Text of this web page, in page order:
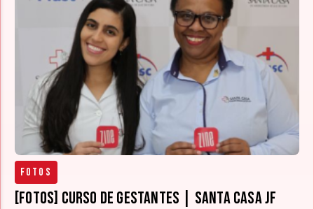
Fotos
[FOTOS] Curso de Gestantes | Santa Casa JF